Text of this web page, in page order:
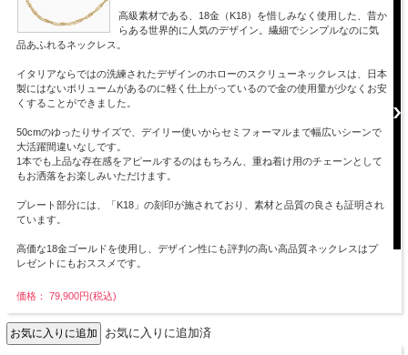
高級素材である、18金（K18）を惜しみなく使用した、昔か
らある世界的に人気のデザイン。繊細でシンプルなのに気
品あふれるネックレス。
イタリアならではの洗練されたデザインのホローのスクリューネックレスは、日本
製にはないボリュームがあるのに軽く仕上がっているので金の使用量が少なくお安
くすることができました。
50cmのゆったりサイズで、デイリー使いからセミフォーマルまで幅広いシーンで
大活躍間違いなしです。
1本でも上品な存在感をアピールするのはもちろん、重ね着け用のチェーンとして
もお洒落をお楽しみいただけます。
プレート部分には、「K18」の刻印が施されており、素材と品質の良さも証明され
ています。
高価な18金ゴールドを使用し、デザイン性にも評判の高い高品質ネックレスはプ
レゼントにもおススメです。
価格： 79,900円(税込)
お気に入りに追加済